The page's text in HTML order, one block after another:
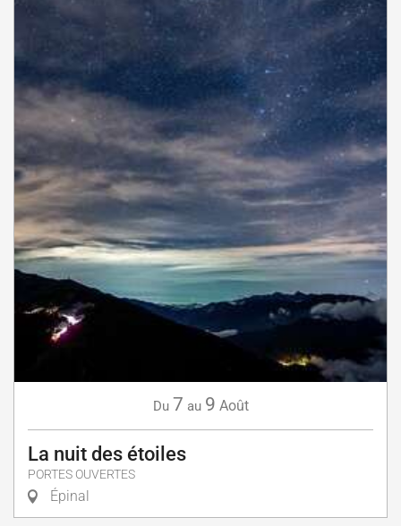
Du 7 au 9 Août
La nuit des étoiles
PORTES OUVERTES
Épinal